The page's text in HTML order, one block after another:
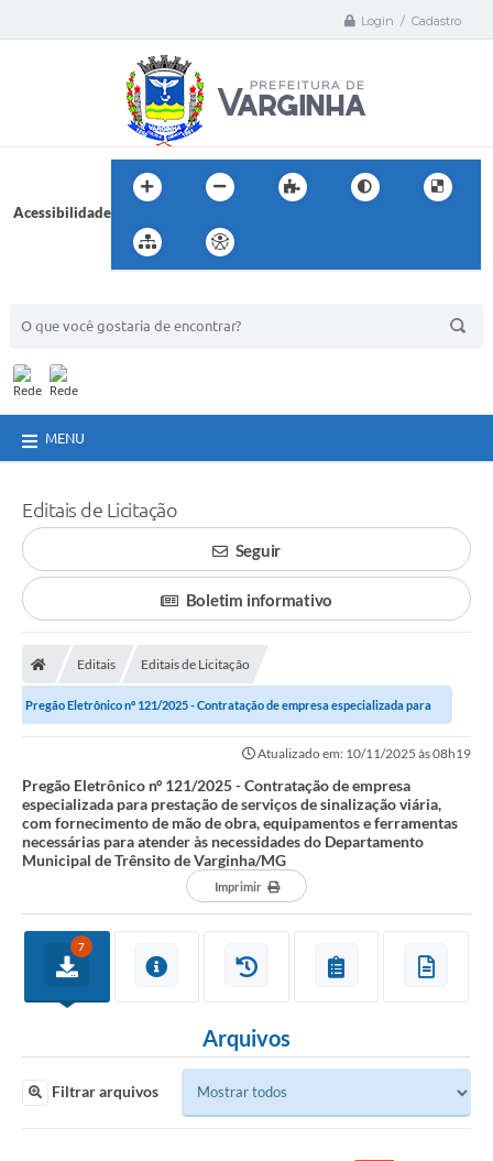
Login / Cadastro
Acessibilidade
MENU
Editais de Licitação
Seguir
Boletim informativo
Editais Editais de Licitação
Pregão Eletrônico nº 121/2025 - Contratação de empresa especializada para
Atualizado em: 10/11/2025 às 08h19
Pregão Eletrônico nº 121/2025 - Contratação de empresa
especializada para prestação de serviços de sinalização viária,
com fornecimento de mão de obra, equipamentos e ferramentas
necessárias para atender às necessidades do Departamento
Municipal de Trênsito de Varginha/MG
Imprimir
7
Arquivos
Filtrar arquivos